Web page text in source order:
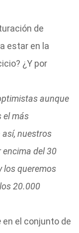
de
estar en la
¿Y por
aunque
el más
nuestros
del 30
los queremos
20.000
en el conjunto de